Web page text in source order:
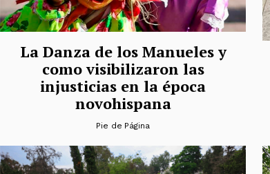
La Danza de los Manueles y
como visibilizaron las
injusticias en la época
novohispana
Pie de Página